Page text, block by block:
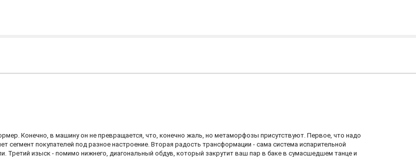
Конечно, в машину он не превращается, что, конечно жаль, но метаморфозы присутствуют. Первое, что надо
сегмент покупателей под разное настроение. Вторая радость трансформации - сама система испарительной
Третий изыск - помимо нижнего, диагональный обдув, который закрутит ваш пар в баке в сумасшедшем танце и